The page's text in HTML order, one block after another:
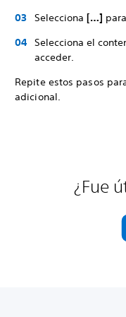
Selecciona […]
Selecciona el
acceder.
Repite estos pasos
adicional.
¿Fue